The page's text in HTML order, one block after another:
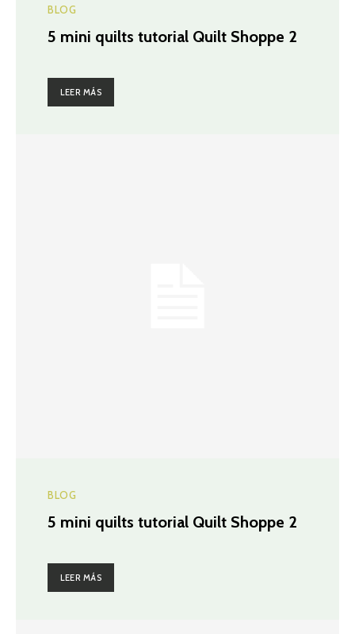
BLOG
5 mini quilts tutorial Quilt Shoppe 2
LEER MÁS
BLOG
5 mini quilts tutorial Quilt Shoppe 2
LEER MÁS